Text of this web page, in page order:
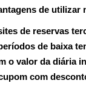
de utilizar
de reservas
de baixa
o valor da diária
com